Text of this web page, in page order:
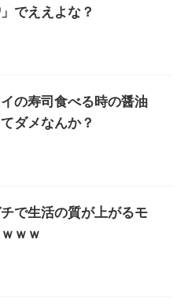
」でええよな？
イの寿司食べる時の醤油
ダメなんか？
チで生活の質が上がるモ
ｗｗ